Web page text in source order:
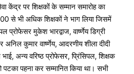
केंद्र पर शिक्षकों के सम्मान समारोह का
से भी अधिक शिक्षकों ने भाग लिया जिसमें
प्रोफेसर मुकेश भारद्वाज, वार्ष्णेय डिग्री
कुमार वार्ष्णेय, आदरणीय शीला दीदी
अन्य वरिष्ठ प्रोफेसर, प्रिंसिपल, शिक्षक
पटका पहना कर सम्मानित किया था। सभी